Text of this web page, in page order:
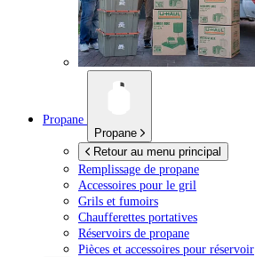
Propane
Propane
Retour au menu principal
Remplissage de propane
Accessoires pour le gril
Grils et fumoirs
Chaufferettes portatives
Réservoirs de propane
Pièces et accessoires pour réservoir